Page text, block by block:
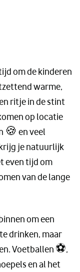
om de kinderen
warme,
ritje in de stint
op locatie
🍪 en veel
je natuurlijk
even tijd om
van de lange
om een
drinken, maar
Voetballen ⚽,
en al het